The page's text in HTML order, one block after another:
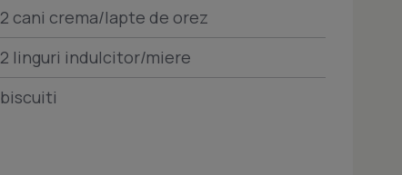
2 cani crema/lapte de orez
2 linguri indulcitor/miere
biscuiti